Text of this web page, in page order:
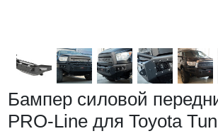
Бампер силовой
PRO-Line для Toyota